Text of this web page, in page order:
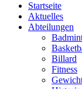
Startseite
Aktuelles
Abteilungen
Billard
Fitness